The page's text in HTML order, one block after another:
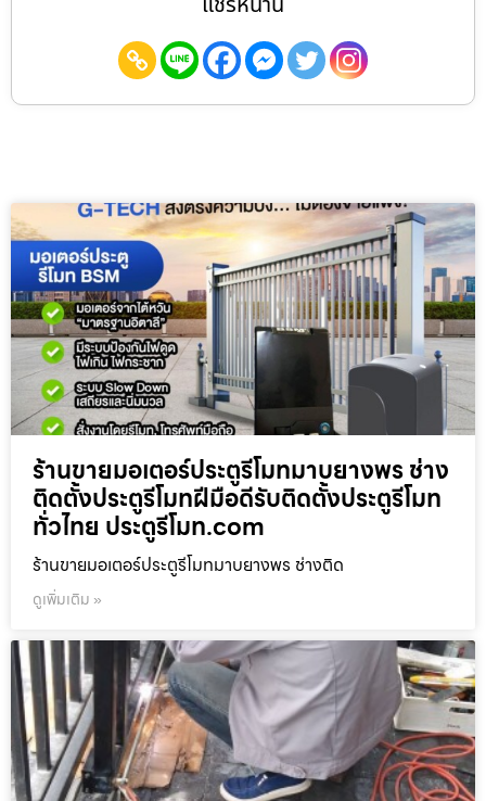
ร้านขายมอเตอร์ประตูรีโมทมาบยางพร ช่าง
ติดตั้งประตูรีโมทฝีมือดีรับติดตั้งประตูรีโมท
ทั่วไทย ประตูรีโมท.com
ร้านขายมอเตอร์ประตูรีโมทมาบยางพร ช่างติด
ดูเพิ่มเติม »